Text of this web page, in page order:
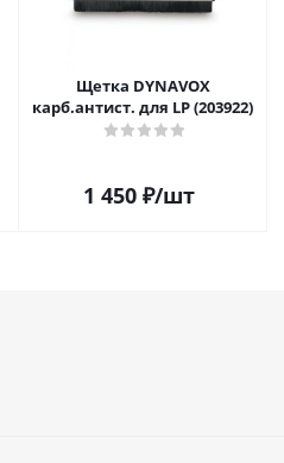
Щетка DYNAVOX
карб.антист. для LP (203922)
1 450₽/шт